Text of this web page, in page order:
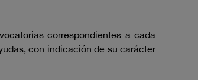
correspondientes a cada
con indicación de su carácter